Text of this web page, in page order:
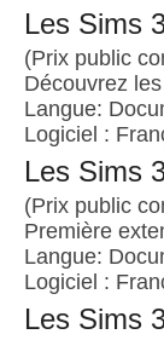
Les Sims
(Prix public
Découvrez
Langue:
Logiciel :
Les Sims
(Prix public
Première
Langue:
Logiciel :
Les Sims